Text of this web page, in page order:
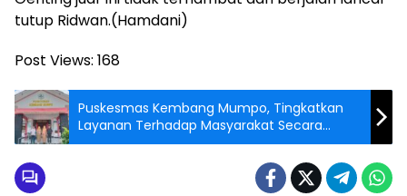
tutup Ridwan.(Hamdani)
Post Views: 168
Puskesmas Kembang Mumpo, Tingkatkan
Layanan Terhadap Masyarakat Secara
Maksimal…